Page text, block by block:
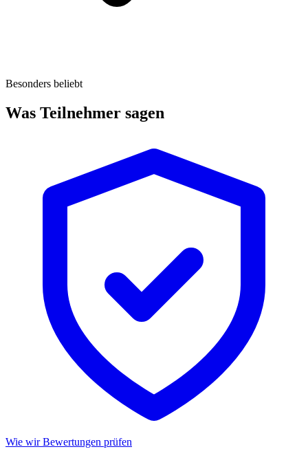
Besonders beliebt
Was Teilnehmer sagen
Wie wir Bewertungen prüfen